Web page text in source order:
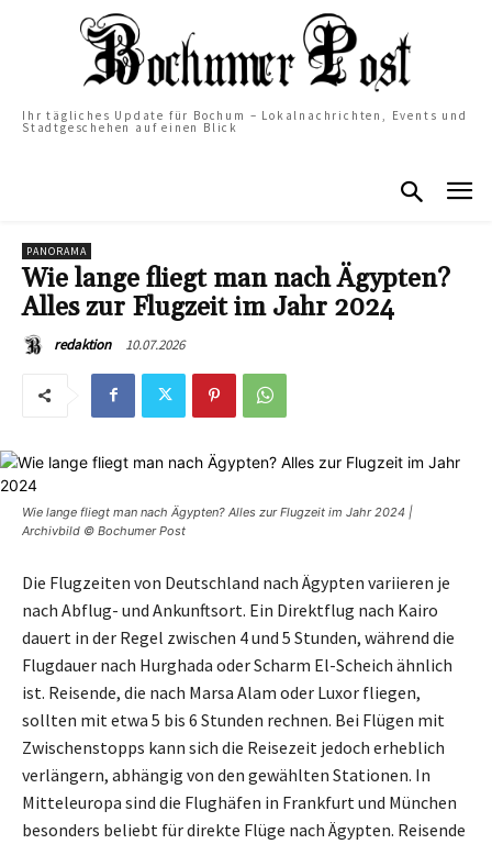
Ihr tägliches Update für Bochum – Lokalnachrichten, Events und
Stadtgeschehen auf einen Blick
PANORAMA
Wie lange fliegt man nach Ägypten?
Alles zur Flugzeit im Jahr 2024
redaktion 10.07.2026
Wie lange fliegt man nach Ägypten? Alles zur Flugzeit im Jahr 2024 |
Archivbild © Bochumer Post
Die Flugzeiten von Deutschland nach Ägypten variieren je
nach Abflug- und Ankunftsort. Ein Direktflug nach Kairo
dauert in der Regel zwischen 4 und 5 Stunden, während die
Flugdauer nach Hurghada oder Scharm El-Scheich ähnlich
ist. Reisende, die nach Marsa Alam oder Luxor fliegen,
sollten mit etwa 5 bis 6 Stunden rechnen. Bei Flügen mit
Zwischenstopps kann sich die Reisezeit jedoch erheblich
verlängern, abhängig von den gewählten Stationen. In
Mitteleuropa sind die Flughäfen in Frankfurt und München
besonders beliebt für direkte Flüge nach Ägypten. Reisende